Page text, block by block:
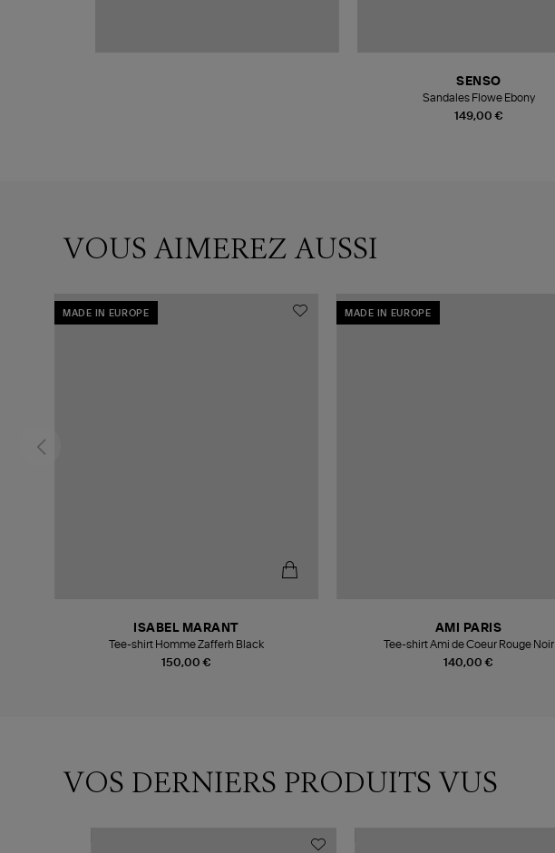
149,00 €
SENSO
Sandales Flowe Ebony
VOUS AIMEREZ AUSSI
MADE IN EUROPE
150,00 €
ISABEL MARANT
Tee-shirt Homme Zafferh Black
MADE IN EUROPE
140,00 €
AMI PARIS
Tee-shirt Ami de Coeur Rouge Noir
VOS DERNIERS PRODUITS VUS